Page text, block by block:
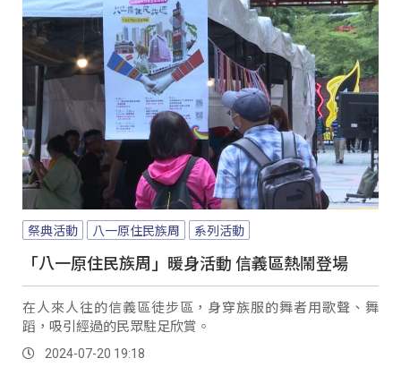
祭典活動 八一原住民族周 系列活動
「八一原住民族周」暖身活動 信義區熱鬧登場
在人來人往的信義區徒步區，身穿族服的舞者用歌聲、舞
蹈，吸引經過的民眾駐足欣賞。
2024-07-20 19:18